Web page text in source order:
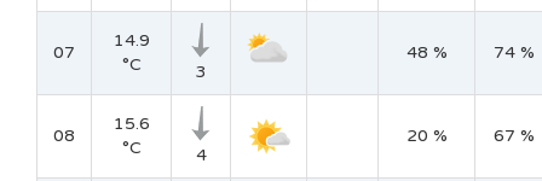
07
14.9
°C
3
48 % 74 %
08
15.6
°C
4
20 % 67 %